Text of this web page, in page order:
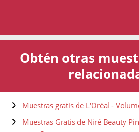
Obtén otras
Muestras gratis de L'Oréal -
Muestras Gratis de Niré Beauty